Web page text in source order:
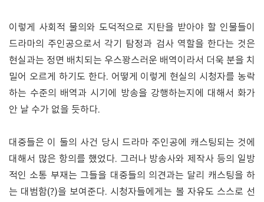
이렇게 사회적 물의와 도덕적으로 지탄을 받아야 할 인물들이
드라마의 주인공으로서 각기 탐정과 검사 역할을 한다는 것은
현실과는 정면 배치되는 우스꽝스러운 배역이라서 더욱 분을 치
밀어 오르게 하기도 한다. 어떻게 이렇게 현실의 시청자를 농락
하는 수준의 배역과 시기에 방송을 강행하는지에 대해서 화가
안 날 수가 없을 듯하다.
대중들은 이 둘의 사건 당시 드라마 주인공에 캐스팅되는 것에
대해서 많은 항의를 했었다. 그러나 방송사와 제작사 등의 일방
적인 소통 부재는 그들을 대중들의 의견과는 달리 캐스팅을 하
는 대범함(?)을 보여준다. 시청자들에게는 볼 자유도 스스로 선